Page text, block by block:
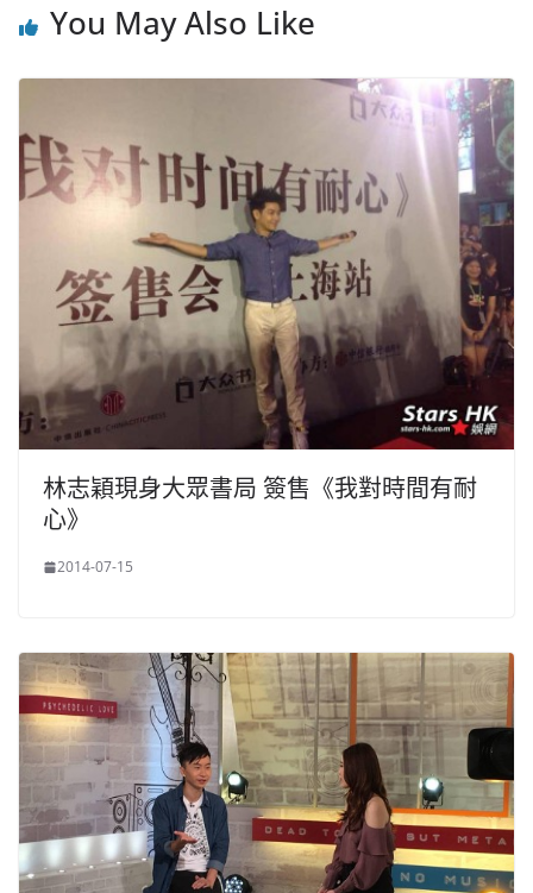
You May Also Like
林志穎現身大眾書局 簽售《我對時間有耐
心》
2014-07-15